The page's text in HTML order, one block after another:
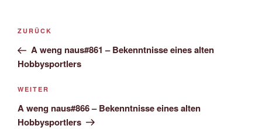
Beitrags-
Vorheriger
Beitrag
ZURÜCK
A weng naus#861 – Bekenntnisse eines alten
Hobbysportlers
Nächster
Beitrag
WEITER
A weng naus#866 – Bekenntnisse eines alten
Hobbysportlers